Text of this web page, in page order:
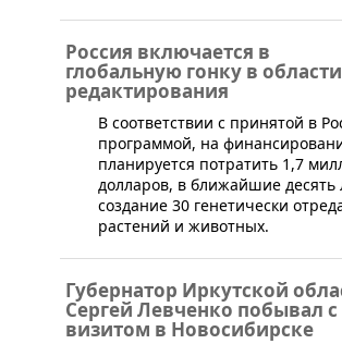
Россия включается в
глобальную гонку в
редактирования
В соответствии с принятой в
программой, на
планируется потратить 1,7
долларов, в ближайшие десять
создание 30 генетически
растений и животных.
Губернатор Иркутской
Сергей Левченко побывал
визитом в Новосибирске